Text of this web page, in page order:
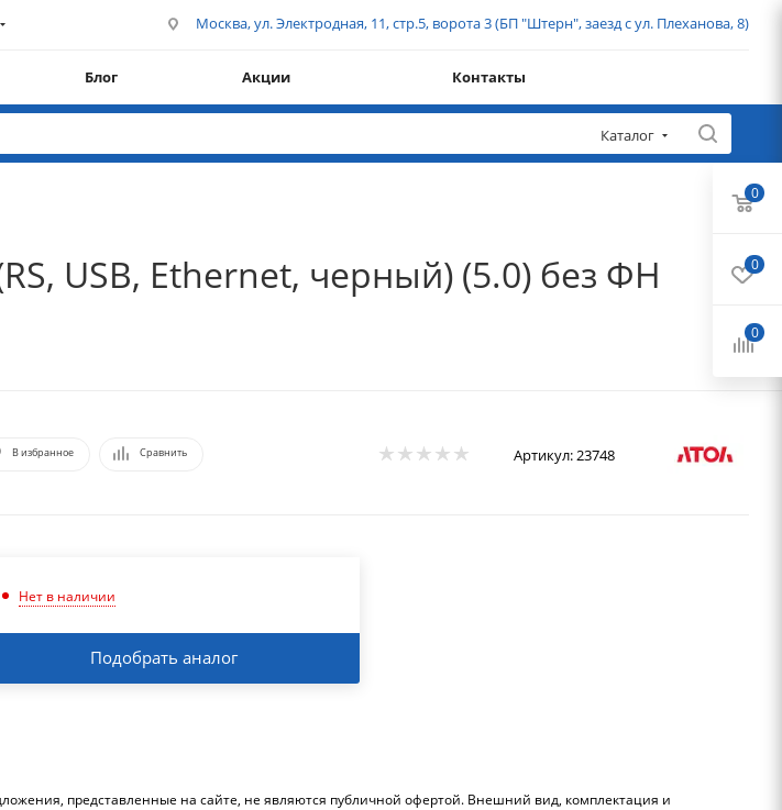
Москва, ул. Электродная, 11, стр.5, ворота 3 (БП "Штерн", заезд с ул. Плеханова, 8)
Блог Акции Контакты
Каталог
USB, Ethernet, черный) (5.0) без ФН
В избранное Сравнить Артикул:23748
Нет в наличии
Подобрать аналог
представленные на сайте, не являются публичной офертой. Внешний вид, комплектация и
0
0
0